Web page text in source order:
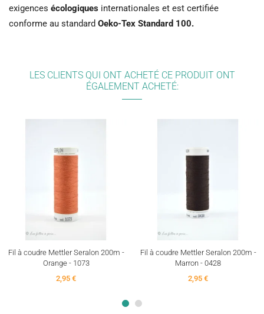
exigences écologiques internationales et est certifiée
conforme au standard Oeko-Tex Standard 100.
LES CLIENTS QUI ONT ACHETÉ CE PRODUIT ONT
ÉGALEMENT ACHETÉ:
Fil à coudre Mettler Seralon 200m -
Orange - 1073
2,95 €
Fil à coudre Mettler Seralon 200m -
Marron - 0428
2,95 €